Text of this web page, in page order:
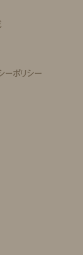
ーポリシー